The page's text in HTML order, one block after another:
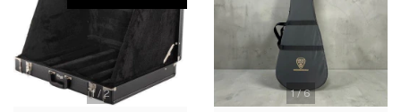
1/2 1/6